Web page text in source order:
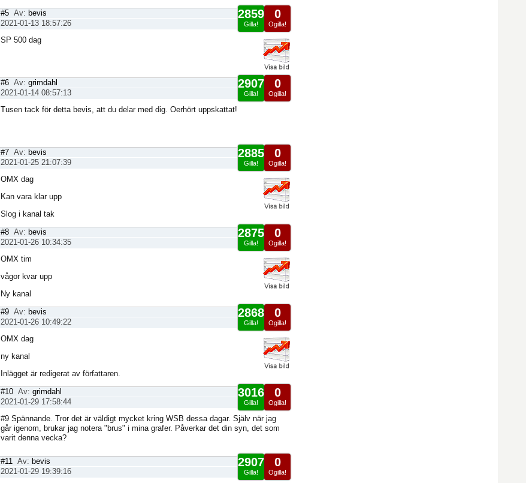
0
Ogilla!
2859
Gilla!
#5 Av: bevis
2021-01-13 18:57:26
SP 500 dag
0
Ogilla!
2907
Gilla!
#6 Av: grimdahl
2021-01-14 08:57:13
Tusen tack för detta bevis, att du delar med dig. Oerhört uppskattat!
0
Ogilla!
2885
Gilla!
#7 Av: bevis
2021-01-25 21:07:39
OMX dag
Kan vara klar upp
Slog i kanal tak
0
Ogilla!
2875
Gilla!
#8 Av: bevis
2021-01-26 10:34:35
OMX tim
vågor kvar upp
Ny kanal
0
Ogilla!
2868
Gilla!
#9 Av: bevis
2021-01-26 10:49:22
OMX dag
ny kanal
Inlägget är redigerat av författaren.
0
Ogilla!
3016
Gilla!
#10 Av: grimdahl
2021-01-29 17:58:44
#9 Spännande. Tror det är väldigt mycket kring WSB dessa dagar. Själv när jag
går igenom, brukar jag notera "brus" i mina grafer. Påverkar det din syn, det som
varit denna vecka?
0
Ogilla!
2907
Gilla!
#11 Av: bevis
2021-01-29 19:39:16